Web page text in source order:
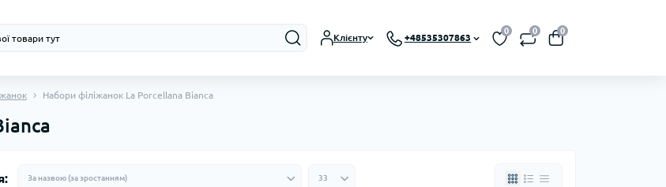
Клієнту +48535307863
0 0 0
Набори філіжанок La Porcellana Bianca